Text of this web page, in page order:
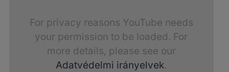
For privacy reasons YouTube needs
your permission to be loaded. For
more details, please see our
Adatvédelmi irányelvek.